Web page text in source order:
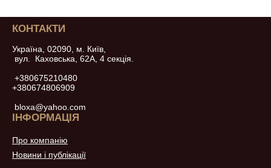
КОНТАКТИ
Україна, 02090, м. Київ,
вул. Каховська, 62А, 4 секція.
+380675210480
+380674806909
bloxa@yahoo.com
ІНФОРМАЦІЯ
Про компанію
Новини і публікації